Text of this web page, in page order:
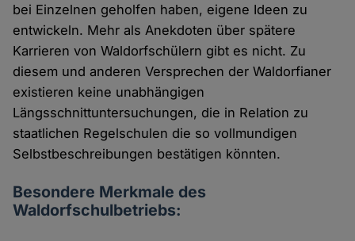
bei Einzelnen geholfen haben, eigene Ideen zu
entwickeln. Mehr als Anekdoten über spätere
Karrieren von Waldorfschülern gibt es nicht. Zu
diesem und anderen Versprechen der Waldorfianer
existieren keine unabhängigen
Längsschnittuntersuchungen, die in Relation zu
staatlichen Regelschulen die so vollmundigen
Selbstbeschreibungen bestätigen könnten.
Besondere Merkmale des
Waldorfschulbetriebs: